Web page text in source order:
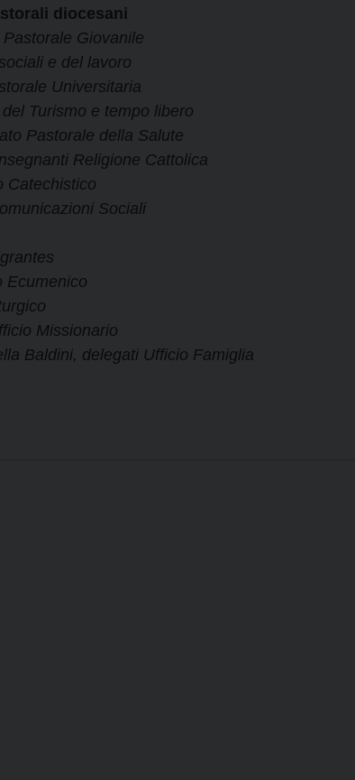
diocesani
Giovanile
e del lavoro
Universitaria
Turismo e tempo libero
Pastorale della Salute
Religione Cattolica
Catechistico
Sociali
Ecumenico
Missionario
Baldini, delegati Ufficio Famiglia